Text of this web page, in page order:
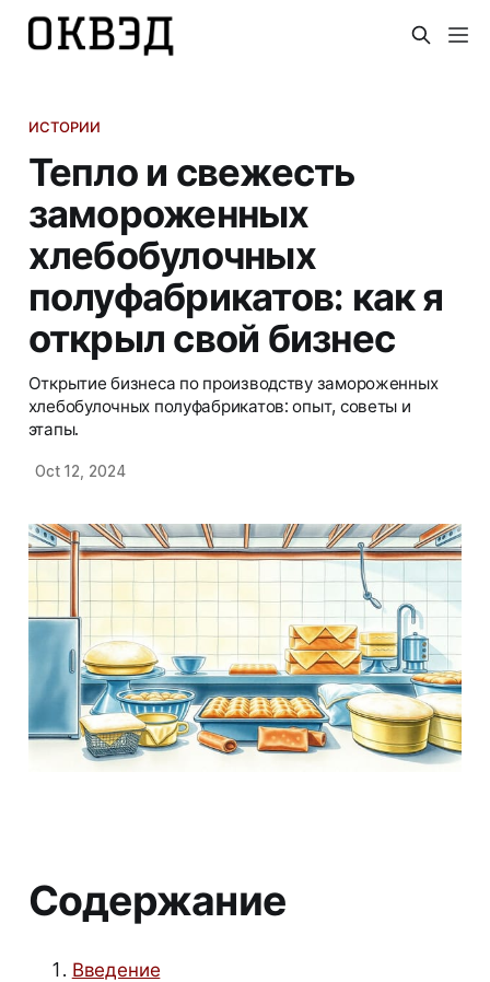
ИСТОРИИ
Тепло и свежесть
замороженных
хлебобулочных
полуфабрикатов: как я
открыл свой бизнес
Открытие бизнеса по производству замороженных
хлебобулочных полуфабрикатов: опыт, советы и
этапы.
Oct 12, 2024
Содержание
Введение